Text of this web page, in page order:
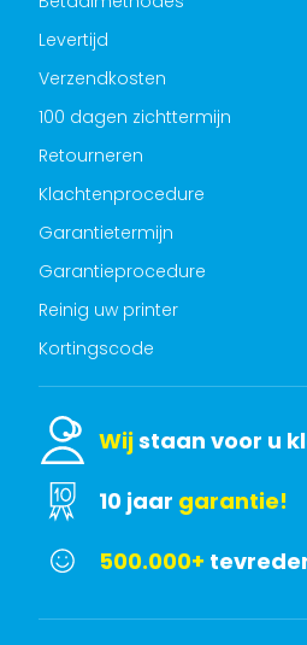
Levertijd
Verzendkosten
100 dagen zichttermijn
Retourneren
Klachtenprocedure
Garantietermijn
Garantieprocedure
Reinig uw printer
Kortingscode
Wijstaan voor u
10 jaar garantie!
500.000+